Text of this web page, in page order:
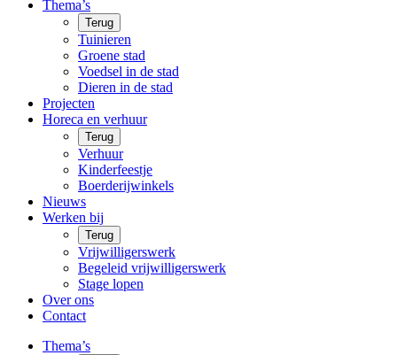
Thema’s
Terug
Tuinieren
Groene stad
Voedsel in de stad
Dieren in de stad
Projecten
Horeca en verhuur
Terug
Verhuur
Kinderfeestje
Boerderijwinkels
Nieuws
Werken bij
Terug
Vrijwilligerswerk
Begeleid vrijwilligerswerk
Stage lopen
Over ons
Contact
Thema’s